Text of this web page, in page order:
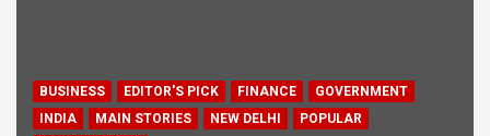
BUSINESS EDITOR'S PICK FINANCE
GOVERNMENT
INDIA
MAIN STORIES NEW DELHI
POPULAR